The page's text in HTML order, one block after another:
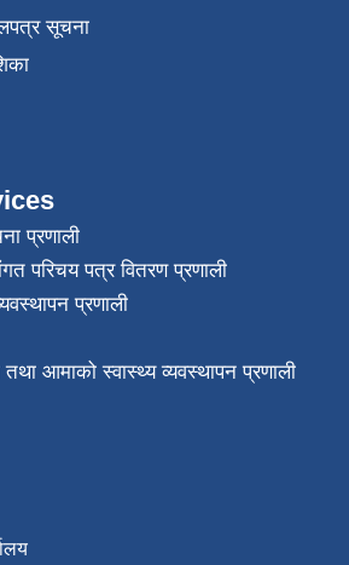
सूचना
प्रणाली
परिचय पत्र वितरण प्रणाली
प्रणाली
आमाको स्वास्थ्य व्यवस्थापन प्रणाली